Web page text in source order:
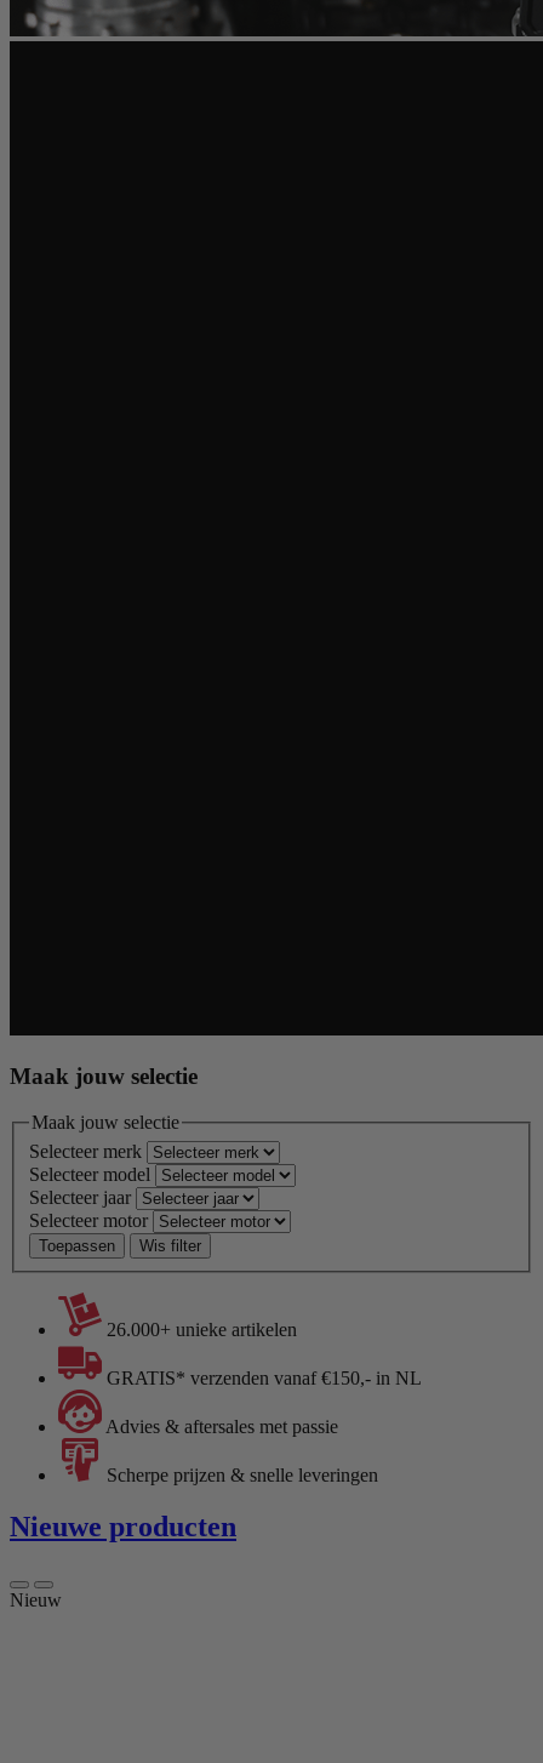
Maak jouw selectie
Maak jouw selectie
Selecteer merk
Selecteer model
Selecteer jaar
Selecteer motor
Toepassen Wis filter
26.000+ unieke artikelen
GRATIS* verzenden vanaf €150,- in NL
Advies & aftersales met passie
Scherpe prijzen & snelle leveringen
Nieuwe producten
Nieuw